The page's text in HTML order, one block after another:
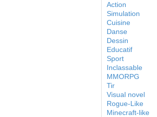
Action
Simulation
Cuisine
Danse
Dessin
Educatif
Sport
Inclassable
MMORPG
Tir
Visual novel
Rogue-Like
Minecraft-like